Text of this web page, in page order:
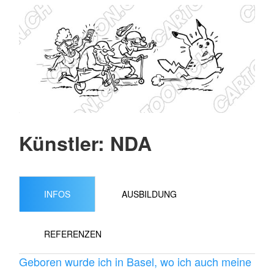
Künstler: NDA
INFOS AUSBILDUNG
REFERENZEN
Geboren wurde ich in Basel, wo ich auch meine